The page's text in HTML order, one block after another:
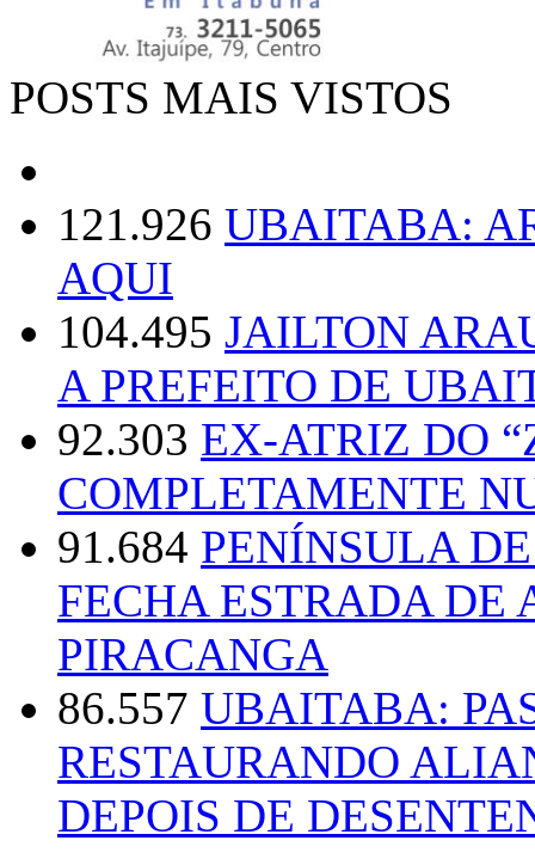
POSTS MAIS VISTOS
121.926 UBAITABA:
AQUI
104.495 JAILTON
A PREFEITO DE
92.303 EX-ATRIZ DO
COMPLETAMENTE
91.684 PENÍNSULA
FECHA ESTRADA DE
PIRACANGA
86.557 UBAITABA:
RESTAURANDO
DEPOIS DE